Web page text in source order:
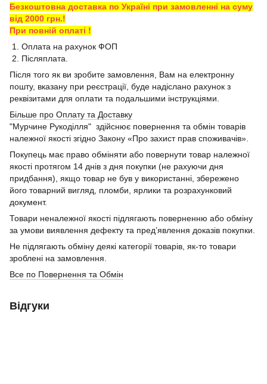
Безкоштовна доставка по Україні при замовленні на суму
від 2000 грн.!
При повній оплаті !
1. Оплата на рахунок ФОП
2. Післяплата.
Після того як ви зробите замовлення, Вам на електронну
пошту, вказану при реєстрації, буде надіслано рахунок з
реквізитами для оплати та подальшими інструкціями.
Більше про Оплату та Доставку
"Мурчине Рукоділля" здійснює повернення та обмін товарів
належної якості згідно Закону «Про захист прав споживачів».
Покупець має право обміняти або повернути товар належної
якості протягом 14 днів з дня покупки (не рахуючи дня
придбання), якщо товар не був у використанні, збережено
його товарний вигляд, пломби, ярлики та розрахунковий
документ.
Товари неналежної якості підлягають поверненню або обміну
за умови виявлення дефекту та пред’явлення доказів покупки.
Не підлягають обміну деякі категорії товарів, як-то товари
зроблені на замовлення.
Все по Повернення та Обмін
Відгуки